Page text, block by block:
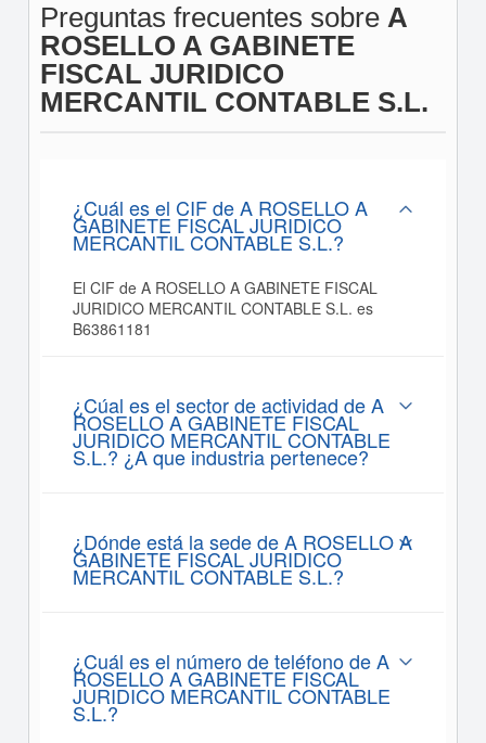
Preguntas frecuentes sobre A
ROSELLO A GABINETE
FISCAL JURIDICO
MERCANTIL CONTABLE S.L.
¿Cuál es el CIF de A ROSELLO A
GABINETE FISCAL JURIDICO
MERCANTIL CONTABLE S.L.?
El CIF de A ROSELLO A GABINETE FISCAL
JURIDICO MERCANTIL CONTABLE S.L. es
B63861181
¿Cúal es el sector de actividad de A
ROSELLO A GABINETE FISCAL
JURIDICO MERCANTIL CONTABLE
S.L.? ¿A que industria pertenece?
¿Dónde está la sede de A ROSELLO A
GABINETE FISCAL JURIDICO
MERCANTIL CONTABLE S.L.?
¿Cuál es el número de teléfono de A
ROSELLO A GABINETE FISCAL
JURIDICO MERCANTIL CONTABLE
S.L.?